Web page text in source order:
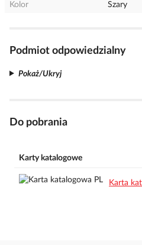
Kolor
Szary
Podmiot odpowiedzialny
Pokaż/Ukryj
Do pobrania
Karty katalogowe
Karta